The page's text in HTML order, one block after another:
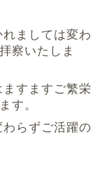
ましては変わ
察いたしま
すますご繁栄
す。
らずご活躍の